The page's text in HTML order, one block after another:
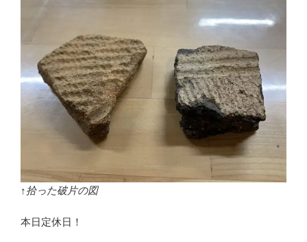
↑拾った破片の図
本日定休日！